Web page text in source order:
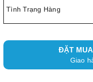
Tình Trạng Hàng
ĐẶT
Giao